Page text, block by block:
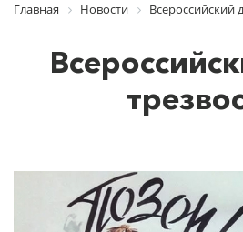
Главная Новости Всероссийский